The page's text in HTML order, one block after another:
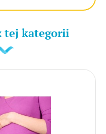
tej kategorii